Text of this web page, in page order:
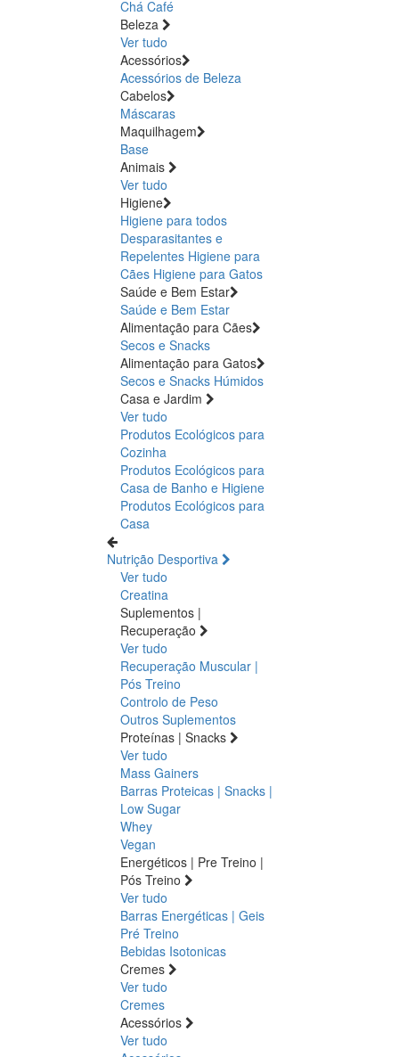
Chá Café
Beleza
Ver tudo
Acessórios
Acessórios de Beleza
Cabelos
Máscaras
Maquilhagem
Base
Animais
Ver tudo
Higiene
Higiene para todos
Desparasitantes e
Repelentes Higiene para
Cães Higiene para Gatos
Saúde e Bem Estar
Saúde e Bem Estar
Alimentação para Cães
Secos e Snacks
Alimentação para Gatos
Secos e Snacks Húmidos
Casa e Jardim
Ver tudo
Produtos Ecológicos para
Cozinha
Produtos Ecológicos para
Casa de Banho e Higiene
Produtos Ecológicos para
Casa
Nutrição Desportiva
Ver tudo
Creatina
Suplementos |
Recuperação
Ver tudo
Recuperação Muscular |
Pós Treino
Controlo de Peso
Outros Suplementos
Proteínas | Snacks
Ver tudo
Mass Gainers
Barras Proteicas | Snacks |
Low Sugar
Whey
Vegan
Energéticos | Pre Treino |
Pós Treino
Ver tudo
Barras Energéticas | Geis
Pré Treino
Bebidas Isotonicas
Cremes
Ver tudo
Cremes
Acessórios
Ver tudo